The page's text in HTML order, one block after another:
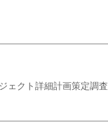
ェクト詳細計画策定調査